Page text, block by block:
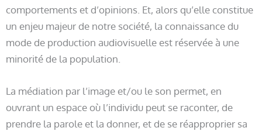
comportements et d’opinions. Et, alors qu’elle constitue
un enjeu majeur de notre société, la connaissance du
mode de production audiovisuelle est réservée à une
minorité de la population.
La médiation par l’image et/ou le son permet, en
ouvrant un espace où l’individu peut se raconter, de
prendre la parole et la donner, et de se réapproprier sa